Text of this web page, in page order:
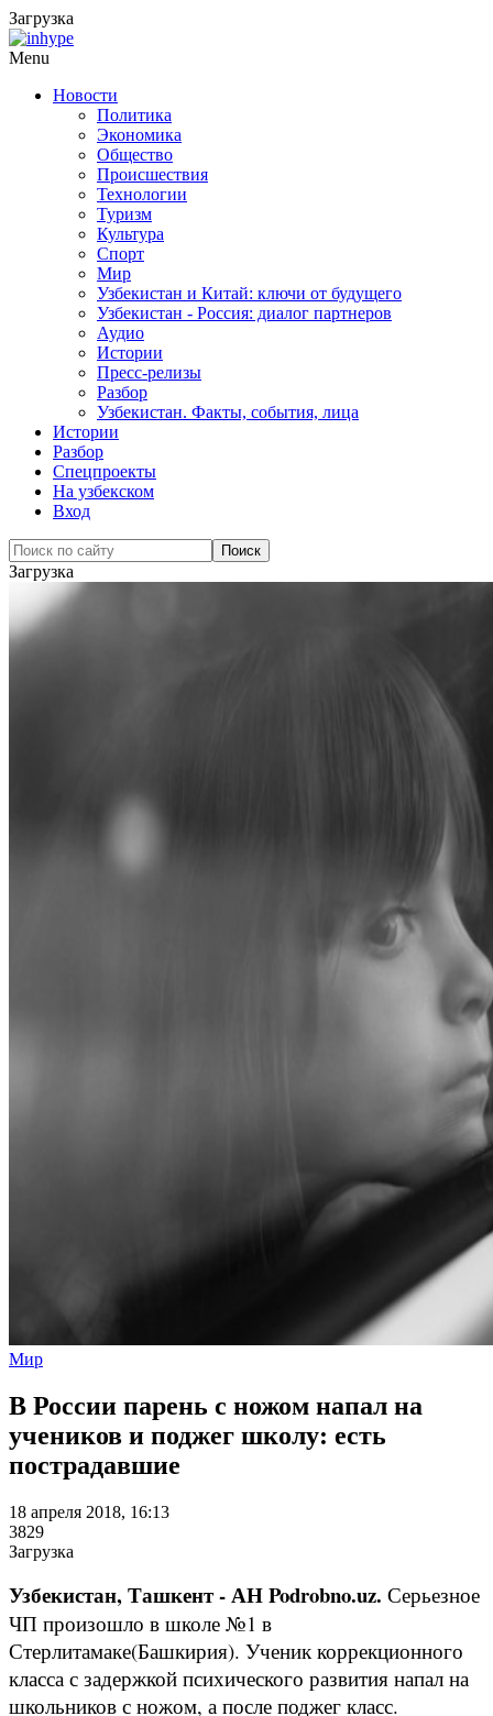
Загрузка
Menu
Новости
Политика
Экономика
Общество
Происшествия
Технологии
Туризм
Культура
Спорт
Мир
Узбекистан и Китай: ключи от будущего
Узбекистан - Россия: диалог партнеров
Аудио
Истории
Пресс-релизы
Разбор
Узбекистан. Факты, события, лица
Истории
Разбор
Спецпроекты
На узбекском
Вход
Загрузка
Мир
В России парень с ножом напал на
учеников и поджег школу: есть
пострадавшие
18 апреля 2018, 16:13
3829
Загрузка
Узбекистан, Ташкент - АН Podrobno.uz. Серьезное
ЧП произошло в школе №1 в
Стерлитамаке(Башкирия). Ученик коррекционного
класса с задержкой психического развития напал на
школьников с ножом, а после поджег класс.